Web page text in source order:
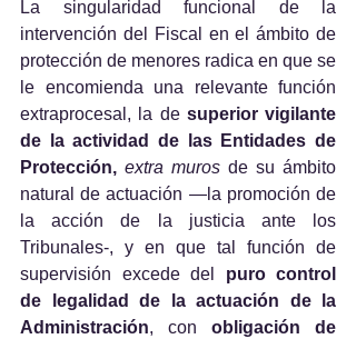
La singularidad funcional de la
intervención del Fiscal en el ámbito de
protección de menores radica en que se
le encomienda una relevante función
extraprocesal, la de superior vigilante
de la actividad de las Entidades de
Protección, extra muros de su ámbito
natural de actuación —la promoción de
la acción de la justicia ante los
Tribunales-, y en que tal función de
supervisión excede del puro control
de legalidad de la actuación de la
Administración, con obligación de